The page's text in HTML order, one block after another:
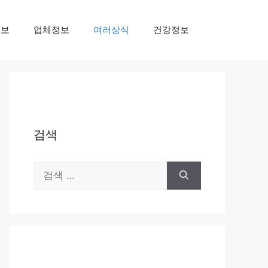
업체정보 여러상식 건강정보
검색
색: